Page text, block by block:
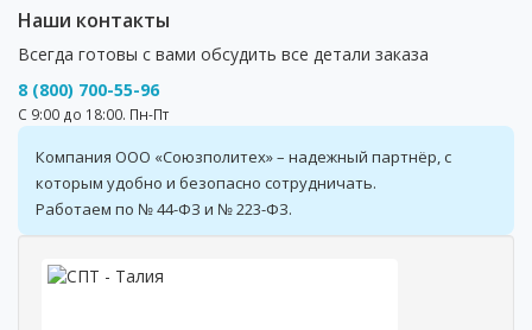
Наши контакты
Всегда готовы с вами обсудить все детали заказа
8 (800) 700-55-96
С 9:00 до 18:00. Пн-Пт
Компания ООО «Союзполитех» – надежный партнёр, с
которым удобно и безопасно сотрудничать.
Работаем по № 44-ФЗ и № 223-ФЗ.